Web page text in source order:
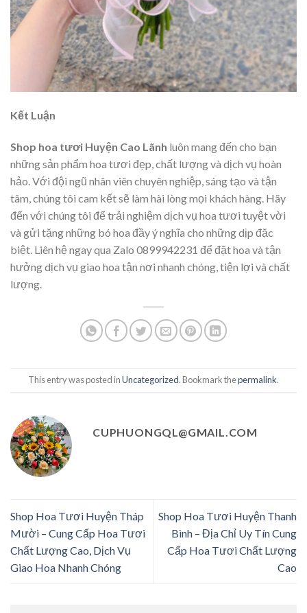
Kết Luận
Shop hoa tươi Huyện Cao Lãnh luôn mang đến cho bạn
những sản phẩm hoa tươi đẹp, chất lượng và dịch vụ hoàn
hảo. Với đội ngũ nhân viên chuyên nghiệp, sáng tạo và tận
tâm, chúng tôi cam kết sẽ làm hài lòng mọi khách hàng. Hãy
đến với chúng tôi để trải nghiệm dịch vụ hoa tươi tuyệt vời
và gửi tặng những bó hoa đầy ý nghĩa cho những dịp đặc
biệt. Liên hệ ngay qua Zalo 0899942231 để đặt hoa và tận
hưởng dịch vụ giao hoa tận nơi nhanh chóng, tiện lợi và chất
lượng.
This entry was posted inUncategorized. Bookmark thepermalink.
CUPHUONGQL@GMAIL.COM
Shop Hoa Tươi Huyện Tháp
Mười – Cung Cấp Hoa Tươi
Chất Lượng Cao, Dịch Vụ
Giao Hoa Nhanh Chóng
Shop Hoa Tươi Huyện Thanh
Bình – Địa Chỉ Uy Tín Cung
Cấp Hoa Tươi Chất Lượng
Cao